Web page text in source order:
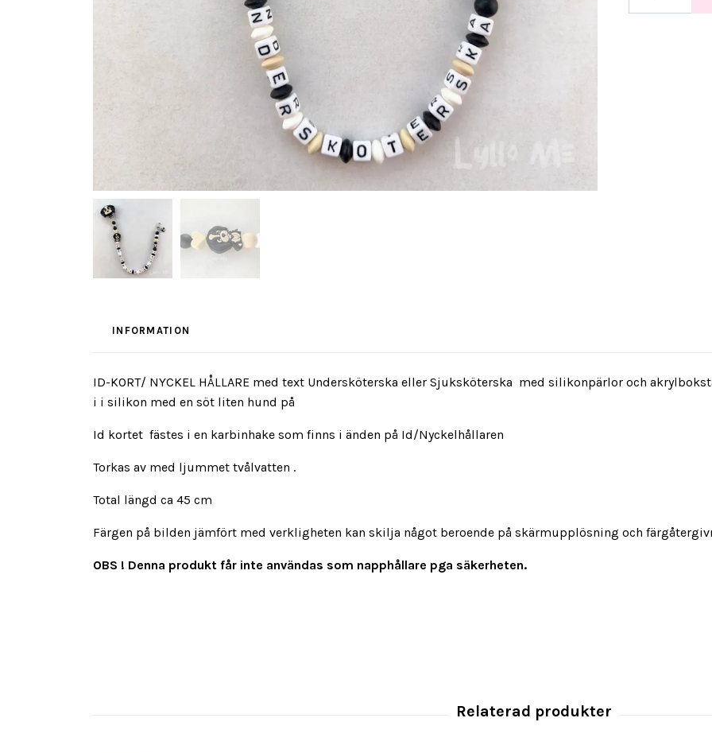
INFORMATION
ID-KORT/ NYCKEL HÅLLARE med text Undersköterska eller Sjuksköterska med silikonpärlor och
i i silikon med en söt liten hund på
Id kortet fästes i en karbinhake som finns i änden på Id/Nyckelhållaren
Torkas av med ljummet tvålvatten .
Total längd ca 45 cm
Färgen på bilden jämfört med verkligheten kan skilja något beroende på skärmupplösning och
OBS ! Denna produkt får inte användas som napphållare pga säkerheten.